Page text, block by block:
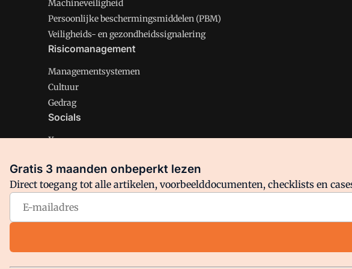
Machineveiligheid
Persoonlijke beschermingsmiddelen (PBM)
Veiligheids- en gezondheidssignalering
Risicomanagement
Managementsystemen
Cultuur
Gedrag
Socials
X
Facebook
Arbo is onderdeel van VMN media. Lees inons manifestwaar VMN media
Gratis 3 maanden onbeperkt lezen
Direct toegang tot alle artikelen, voorbeelddocumenten, checklists en